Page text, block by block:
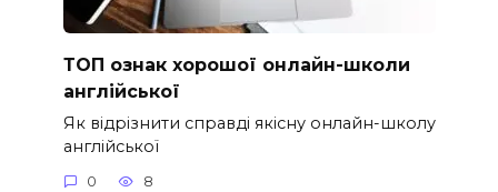
ТОП ознак хорошої онлайн-школи
англійської
Як відрізнити справді якісну онлайн-школу
англійської
0 8